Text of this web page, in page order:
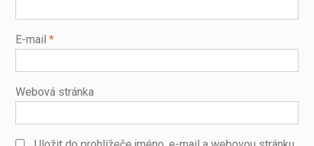
E-mail *
Webová stránka